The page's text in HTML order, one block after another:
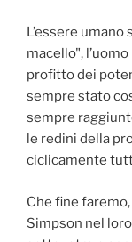
L’essere
macello",
profitto dei
sempre stato
sempre
le redini della
ciclicamente
Che fine
Simpson nel